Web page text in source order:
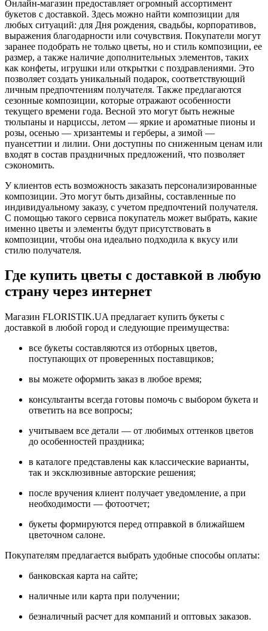
Онлайн-магазин предоставляет огромный ассортимент
букетов с доставкой. Здесь можно найти композиции для
любых ситуаций: для Дня рождения, свадьбы, корпоративов,
выражения благодарности или сочувствия. Покупатели могут
заранее подобрать не только цветы, но и стиль композиции, ее
размер, а также наличие дополнительных элементов, таких
как конфеты, игрушки или открытки с поздравлениями. Это
позволяет создать уникальный подарок, соответствующий
личным предпочтениям получателя. Также предлагаются
сезонные композиции, которые отражают особенности
текущего времени года. Весной это могут быть нежные
тюльпаны и нарциссы, летом — яркие и ароматные пионы и
розы, осенью — хризантемы и герберы, а зимой —
пуансеттии и лилии. Они доступны по сниженным ценам или
входят в состав праздничных предложений, что позволяет
сэкономить.
У клиентов есть возможность заказать персонализированные
композиции. Это могут быть дизайны, составленные по
индивидуальному заказу, с учетом предпочтений получателя.
С помощью такого сервиса покупатель может выбрать, какие
именно цветы и элементы будут присутствовать в
композиции, чтобы она идеально подходила к вкусу или
стилю получателя.
Где купить цветы с доставкой в любую
страну через интернет
Магазин FLORISTIK.UA предлагает купить букеты с
доставкой в любой город и следующие преимущества:
все букеты составляются из отборных цветов,
поступающих от проверенных поставщиков;
вы можете оформить заказ в любое время;
консультанты всегда готовы помочь с выбором букета и
ответить на все вопросы;
учитываем все детали — от любимых оттенков цветов
до особенностей праздника;
в каталоге представлены как классические варианты,
так и эксклюзивные авторские решения;
после вручения клиент получает уведомление, а при
необходимости — фотоотчет;
букеты формируются перед отправкой в ближайшем
цветочном салоне.
Покупателям предлагается выбрать удобные способы оплаты:
банковская карта на сайте;
наличные или карта при получении;
безналичный расчет для компаний и оптовых заказов.